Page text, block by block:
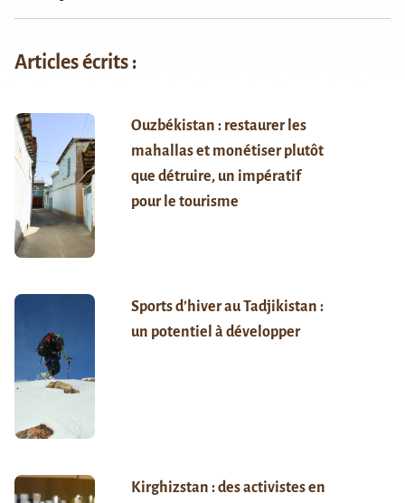
Articles écrits :
Ouzbékistan : restaurer les
mahallas et monétiser plutôt
que détruire, un impératif
pour le tourisme
Sports d’hiver au Tadjikistan :
un potentiel à développer
Kirghizstan : des activistes en